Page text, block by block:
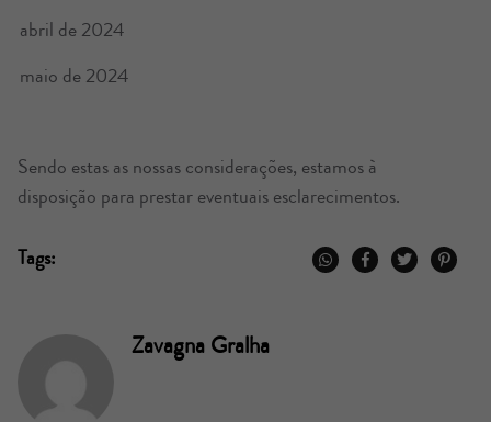
abril de 2024
maio de 2024
Sendo estas as nossas considerações, estamos à
disposição para prestar eventuais esclarecimentos.
Tags:
Zavagna Gralha